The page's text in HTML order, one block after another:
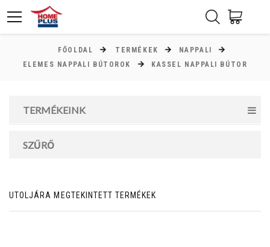
FŐOLDAL TERMÉKEK
NAPPALI
ELEMES NAPPALI BÚTOROK
KASSEL NAPPALI BÚTOR
TERMÉKEINK
SZŰRŐ
Ft
MAGASSÁG
UTOLJÁRA MEGTEKINTETT TERMÉKEK